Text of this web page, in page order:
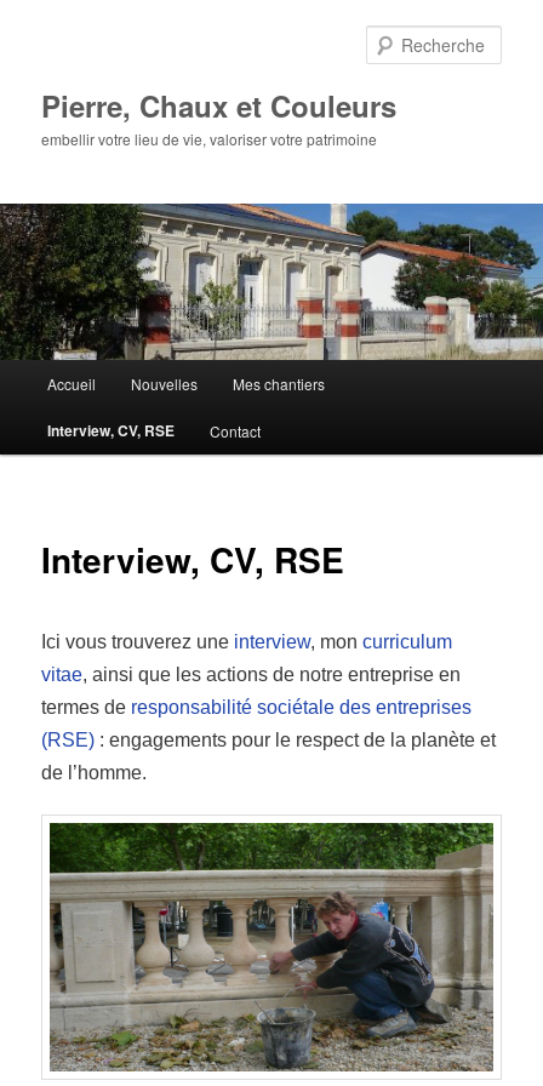
Pierre, Chaux et Couleurs
embellir votre lieu de vie, valoriser votre patrimoine
principal
Accueil Nouvelles Mes chantiers
Interview, CV, RSE Contact
Interview, CV, RSE
Ici vous trouverez une interview, moncurriculum
vitae,ainsi que les actions de notre entreprise en
termes de responsabilité sociétale des entreprises
(RSE) : engagements pour le respect de la planète et
de l’homme.